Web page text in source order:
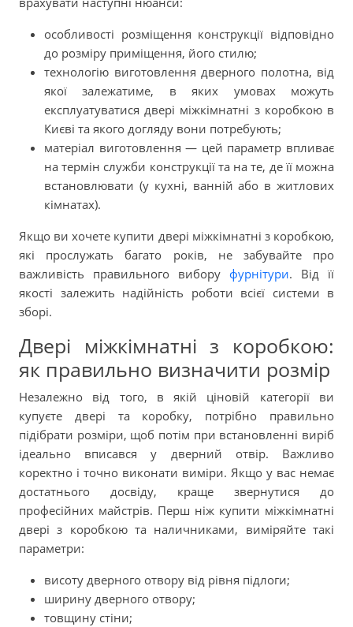
особливості розміщення конструкції відповідно
до розміру приміщення, його стилю;
технологію виготовлення дверного полотна, від
якої залежатиме, в яких умовах можуть
експлуатуватися двері міжкімнатні з коробкою в
Києві та якого догляду вони потребують;
матеріал виготовлення — цей параметр впливає
на термін служби конструкції та на те, де її можна
встановлювати (у кухні, ванній або в житлових
кімнатах).
Якщо ви хочете купити двері міжкімнатні з коробкою,
які прослужать багато років, не забувайте про
важливість правильного вибору фурнітури. Від її
якості залежить надійність роботи всієї системи в
зборі.
Двері міжкімнатні з коробкою:
як правильно визначити розмір
Незалежно від того, в якій ціновій категорії ви
купуєте двері та коробку, потрібно правильно
підібрати розміри, щоб потім при встановленні виріб
ідеально вписався у дверний отвір. Важливо
коректно і точно виконати виміри. Якщо у вас немає
достатнього досвіду, краще звернутися до
професійних майстрів. Перш ніж купити міжкімнатні
двері з коробкою та наличниками, виміряйте такі
параметри:
висоту дверного отвору від рівня підлоги;
ширину дверного отвору;
товщину стіни;